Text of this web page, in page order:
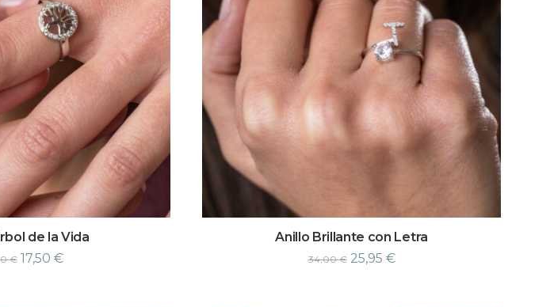
de la Vida
€ 17,50 €
Anillo Brillante con Letra
34,00€ 25,95 €